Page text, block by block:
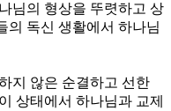
님의 형상을 뚜렷하고 상
의 독신 생활에서 하나님
지 않은 순결하고 선한
상태에서 하나님과 교제